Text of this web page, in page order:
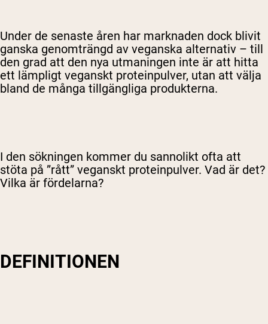
Under de senaste åren har marknaden dock blivit
ganska genomträngd av veganska alternativ – till
den grad att den nya utmaningen inte är att hitta
ett lämpligt veganskt proteinpulver, utan att välja
bland de många tillgängliga produkterna.
I den sökningen kommer du sannolikt ofta att
stöta på ”rått” veganskt proteinpulver. Vad är det?
Vilka är fördelarna?
DEFINITIONEN